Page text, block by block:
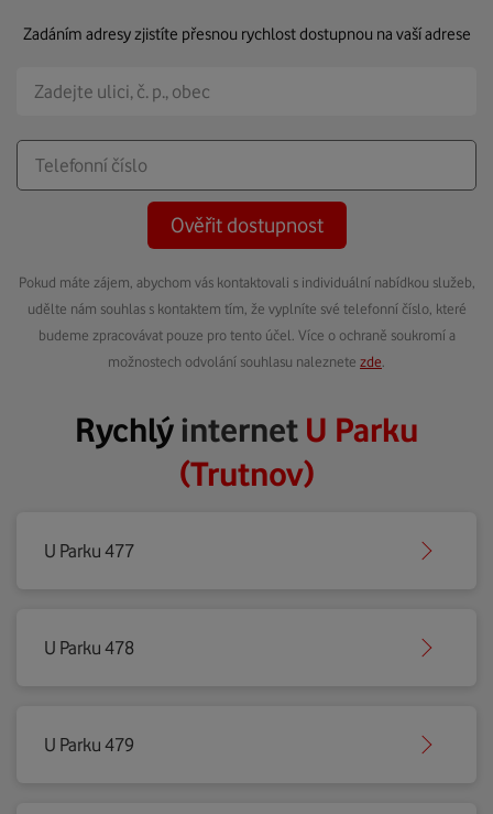
Zadáním adresy zjistíte přesnou rychlost dostupnou na vaší adrese
Ověřit dostupnost
Pokud máte zájem, abychom vás kontaktovali s individuální nabídkou služeb,
udělte nám souhlas s kontaktem tím, že vyplníte své telefonní číslo, které
budeme zpracovávat pouze pro tento účel. Více o ochraně soukromí a
možnostech odvolání souhlasu naleznete zde
Rychlýinternet U Parku
(Trutnov)
U Parku 477
U Parku 478
U Parku 479